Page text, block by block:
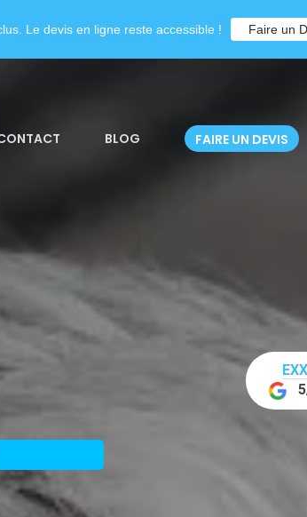
BLOG FAIRE UN DEVIS
Le devis en ligne reste accessible ! Faire un